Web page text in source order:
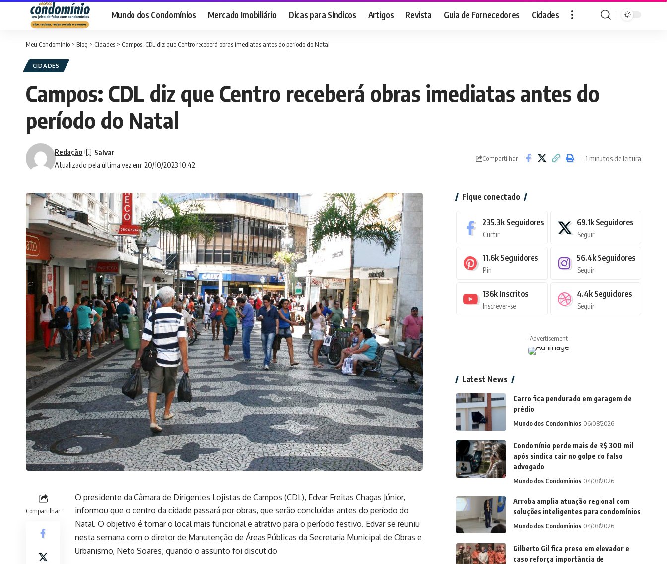
Mundo dos Condomínios Mercado Imobiliário Dicas para Síndicos Artigos Revista Guia de Fornecedores Cidades
Meu Condomínio > Blog > Cidades > Campos: CDL diz que Centro receberá obras imediatas antes do período do Natal
CIDADES
Campos: CDL diz que Centro receberá obras imediatas antes do
período do Natal
Atualizado pela última vez em: 20/10/2023 10:42
Redação
Compartilhar 1 minutos de leitura
Compartilhar
O presidente da Câmara de Dirigentes Lojistas de Campos (CDL), Edvar Freitas Chagas Júnior,
informou que o centro da cidade passará por obras, que serão concluídas antes do período do
Natal. O objetivo é tornar o local mais funcional e atrativo para o período festivo. Edvar se reuniu
nesta semana com o diretor de Manutenção de Áreas Públicas da Secretaria Municipal de Obras e
Urbanismo, Neto Soares, quando o assunto foi discutido
Fique conectado
235.3k Seguidores
Curtir
69.1k Seguidores
Seguir
11.6k Seguidores
Pin
56.4k Seguidores
Seguir
136k Inscritos
Inscrever-se
4.4k Seguidores
Seguir
- Advertisement -
Latest News
Carro fica pendurado em garagem de
prédio
Mundo dos Condomínios 06/08/2026
Condomínio perde mais de R$ 300 mil
após síndica cair no golpe do falso
advogado
Mundo dos Condomínios 04/08/2026
Arroba amplia atuação regional com
soluções inteligentes para condomínios
Mundo dos Condomínios 04/08/2026
Gilberto Gil fica preso em elevador e
caso reforça importância de